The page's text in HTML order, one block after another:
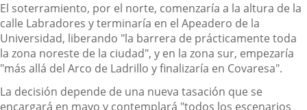
El soterramiento, por el norte, comenzaría a la altura de la
calle Labradores y terminaría en el Apeadero de la
Universidad, liberando "la barrera de prácticamente toda
la zona noreste de la ciudad", y en la zona sur, empezaría
"más allá del Arco de Ladrillo y finalizaría en Covaresa".
La decisión depende de una nueva tasación que se
encargará en mayo y contemplará "todos los escenarios